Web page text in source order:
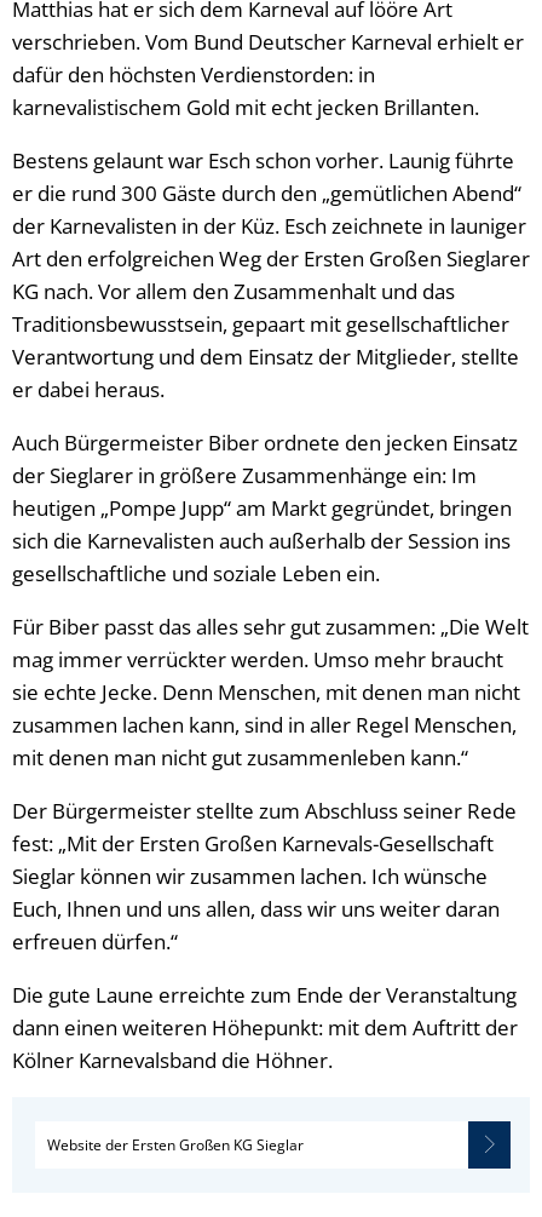
Matthias hat er sich dem Karneval auf lööre Art
verschrieben. Vom Bund Deutscher Karneval erhielt er
dafür den höchsten Verdienstorden: in
karnevalistischem Gold mit echt jecken Brillanten.
Bestens gelaunt war Esch schon vorher. Launig führte
er die rund 300 Gäste durch den „gemütlichen Abend“
der Karnevalisten in der Küz. Esch zeichnete in launiger
Art den erfolgreichen Weg der Ersten Großen Sieglarer
KG nach. Vor allem den Zusammenhalt und das
Traditionsbewusstsein, gepaart mit gesellschaftlicher
Verantwortung und dem Einsatz der Mitglieder, stellte
er dabei heraus.
Auch Bürgermeister Biber ordnete den jecken Einsatz
der Sieglarer in größere Zusammenhänge ein: Im
heutigen „Pompe Jupp“ am Markt gegründet, bringen
sich die Karnevalisten auch außerhalb der Session ins
gesellschaftliche und soziale Leben ein.
Für Biber passt das alles sehr gut zusammen: „Die Welt
mag immer verrückter werden. Umso mehr braucht
sie echte Jecke. Denn Menschen, mit denen man nicht
zusammen lachen kann, sind in aller Regel Menschen,
mit denen man nicht gut zusammenleben kann.“
Der Bürgermeister stellte zum Abschluss seiner Rede
fest: „Mit der Ersten Großen Karnevals-Gesellschaft
Sieglar können wir zusammen lachen. Ich wünsche
Euch, Ihnen und uns allen, dass wir uns weiter daran
erfreuen dürfen.“
Die gute Laune erreichte zum Ende der Veranstaltung
dann einen weiteren Höhepunkt: mit dem Auftritt der
Kölner Karnevalsband die Höhner.
Website der Ersten Großen KG Sieglar